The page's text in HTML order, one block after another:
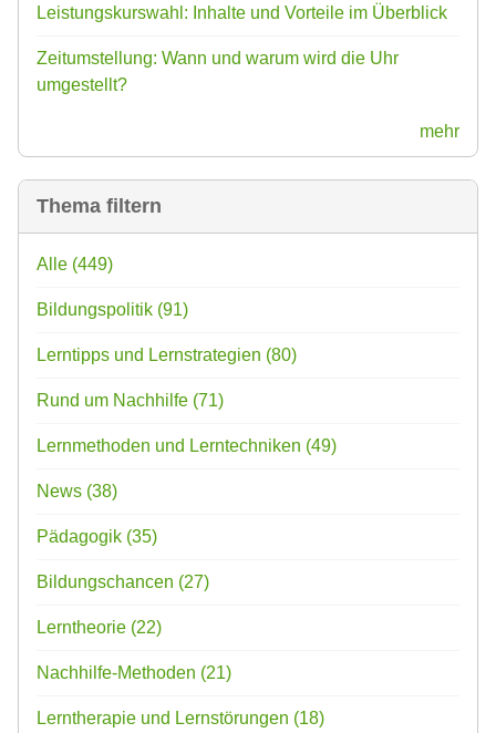
Leistungskurswahl: Inhalte und Vorteile im Überblick
Zeitumstellung: Wann und warum wird die Uhr
umgestellt?
mehr
Thema filtern
Alle (449)
Bildungspolitik (91)
Lerntipps und Lernstrategien (80)
Rund um Nachhilfe (71)
Lernmethoden und Lerntechniken (49)
News (38)
Pädagogik (35)
Bildungschancen (27)
Lerntheorie (22)
Nachhilfe-Methoden (21)
Lerntherapie und Lernstörungen (18)